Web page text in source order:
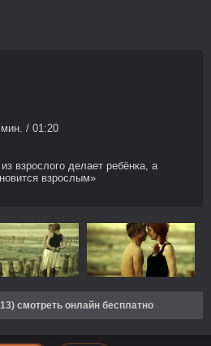
/ 01:20
взрослого делает ребёнка, а
взрослым»
смотреть онлайн бесплатно